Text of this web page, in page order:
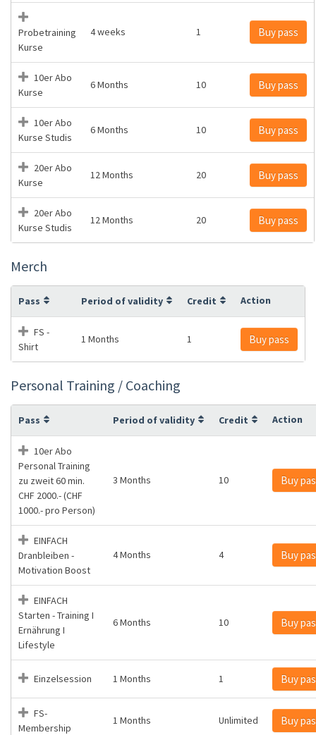
Probetraining
Kurse
4 weeks 1 Buy pass
10er Abo
Kurse
6 Months 10 Buy pass
10er Abo
Kurse Studis
6 Months 10 Buy pass
20er Abo
Kurse
12 Months 20 Buy pass
20er Abo
Kurse Studis
12 Months 20 Buy pass
Merch
Pass Period of validity Credit Action
FS -
Shirt
1 Months 1 Buy pass
Personal Training / Coaching
Pass Period of validity Credit Action
10er Abo
Personal Training
zu zweit 60 min.
CHF 2000.- (CHF
1000.- pro Person)
3 Months 10 Buy
EINFACH
Dranbleiben -
Motivation Boost
4 Months 4 Buy
EINFACH
Starten - Training I
Ernährung I
Lifestyle
6 Months 10 Buy
Einzelsession 1 Months 1 Buy
FS-
Membership
1 Months Unlimited Buy